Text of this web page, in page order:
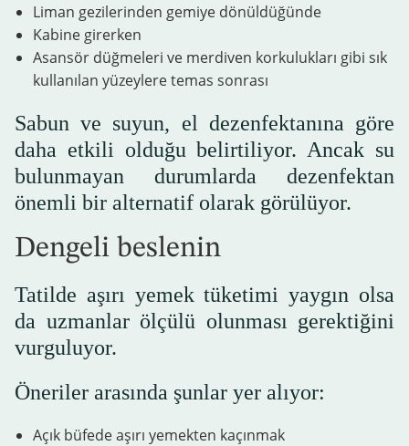
Liman gezilerinden gemiye dönüldüğünde
Kabine girerken
Asansör düğmeleri ve merdiven korkulukları gibi sık
kullanılan yüzeylere temas sonrası
Sabun ve suyun, el dezenfektanına göre
daha etkili olduğu belirtiliyor. Ancak su
bulunmayan durumlarda dezenfektan
önemli bir alternatif olarak görülüyor.
Dengeli beslenin
Tatilde aşırı yemek tüketimi yaygın olsa
da uzmanlar ölçülü olunması gerektiğini
vurguluyor.
Öneriler arasında şunlar yer alıyor:
Açık büfede aşırı yemekten kaçınmak